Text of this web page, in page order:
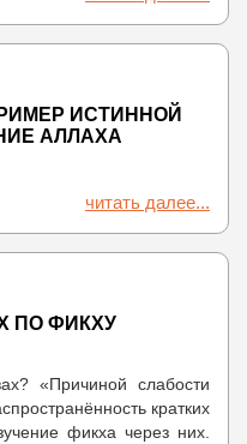
ИСТИННОЙ
АЛЛАХА
читать далее...
ПО ФИКХУ
«Причиной слабости
кратких
фикха через них.